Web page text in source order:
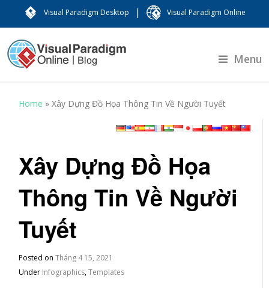
Visual Paradigm Desktop | Visual Paradigm Online
Menu
Home »Xây Dựng Đồ Họa Thông Tin Về Người Tuyết
Xây Dựng Đồ Họa
Thông Tin Về Người
Tuyết
Posted onTháng 4 15, 2021
Under Infographics,Templates